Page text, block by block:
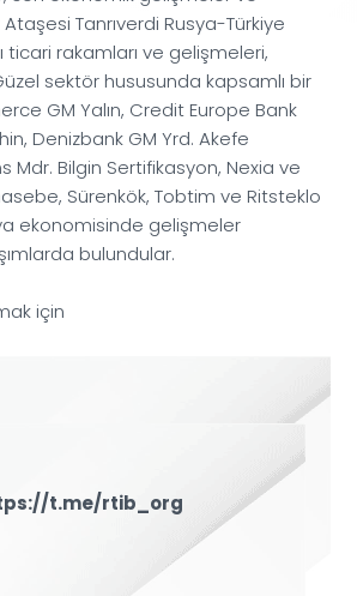
Ataşesi Tanrıverdi Rusya-Türkiye
ticari rakamları ve gelişmeleri,
sektör hususunda kapsamlı bir
GM Yalın, Credit Europe Bank
Denizbank GM Yrd. Akefe
Mdr. Bilgin Sertifikasyon, Nexia ve
Sürenkök, Tobtim ve Ritsteklo
ekonomisinde gelişmeler
bulundular.
için
t.me/rtib_org